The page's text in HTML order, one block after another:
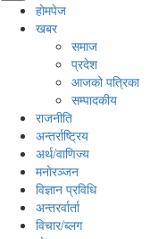
होमपेज
खबर
समाज
प्रदेश
आजको पत्रिका
सम्पादकीय
राजनीति
अन्तर्राष्ट्रिय
अर्थ/वाणिज्य
मनाेरञ्जन
विज्ञान प्रविधि
अन्तरर्वार्ता
विचार/ब्लग